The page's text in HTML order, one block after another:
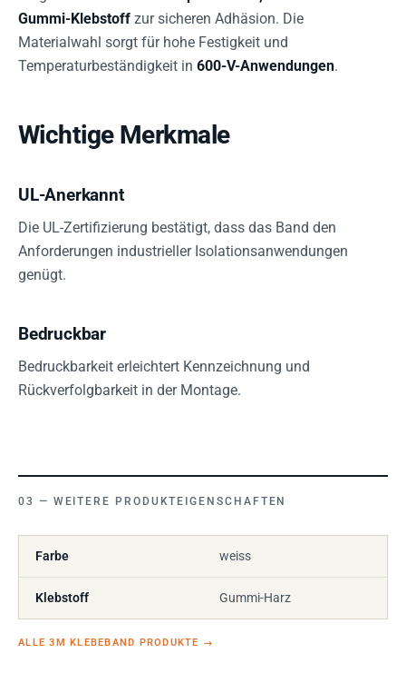
Gummi-Klebstoff zur sicheren Adhäsion. Die
Materialwahl sorgt für hohe Festigkeit und
Temperaturbeständigkeit in 600-V-Anwendungen.
Wichtige Merkmale
UL-Anerkannt
Die UL-Zertifizierung bestätigt, dass das Band den
Anforderungen industrieller Isolationsanwendungen
genügt.
Bedruckbar
Bedruckbarkeit erleichtert Kennzeichnung und
Rückverfolgbarkeit in der Montage.
WEITERE PRODUKTEIGENSCHAFTEN
Farbe weiss
Klebstoff Gummi-Harz
ALLE 3M KLEBEBAND PRODUKTE →